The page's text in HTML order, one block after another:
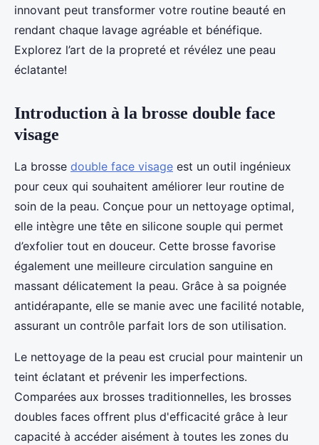
innovant peut transformer votre routine beauté en
rendant chaque lavage agréable et bénéfique.
Explorez l’art de la propreté et révélez une peau
éclatante!
Introduction à la brosse double face
visage
La brosse double face visage est un outil ingénieux
pour ceux qui souhaitent améliorer leur routine de
soin de la peau. Conçue pour un nettoyage optimal,
elle intègre une tête en silicone souple qui permet
d’exfolier tout en douceur. Cette brosse favorise
également une meilleure circulation sanguine en
massant délicatement la peau. Grâce à sa poignée
antidérapante, elle se manie avec une facilité notable,
assurant un contrôle parfait lors de son utilisation.
Le nettoyage de la peau est crucial pour maintenir un
teint éclatant et prévenir les imperfections.
Comparées aux brosses traditionnelles, les brosses
doubles faces offrent plus d'efficacité grâce à leur
capacité à accéder aisément à toutes les zones du